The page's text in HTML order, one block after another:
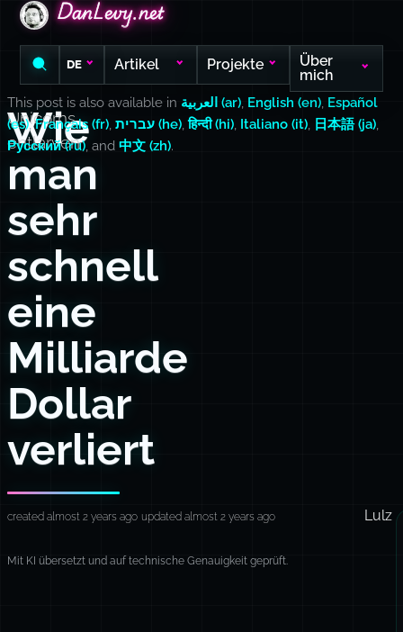
DanLevy.net
DanLevy.net
DanLevy.net
DE Artikel Projekte
Über
mich
Wie
man
sehr
schnell
eine
Milliarde
Dollar
verliert
Unicorns
entlarven
This post is also available in العربية (ar), English (en), Español
(es),Français (fr), עברית (he),हिन्दी (hi), Italiano (it), 日本語 (ja),
Русский (ru), and 中文 (zh).
created almost 2 years ago updated almost 2 years ago Lulz
Mit KI übersetzt und auf technische Genauigkeit geprüft.